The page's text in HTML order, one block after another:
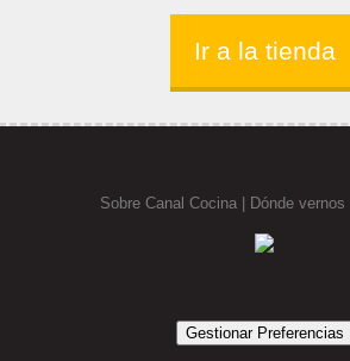
Ir a la tienda
Sobre Canal Cocina| Dónde vernos |
Gestionar Preferencias